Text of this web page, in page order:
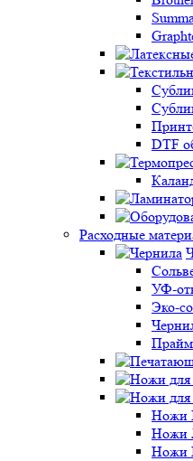
DTF
Расходные
УФ-
Эко-
Ножи
Ножи
Ножи